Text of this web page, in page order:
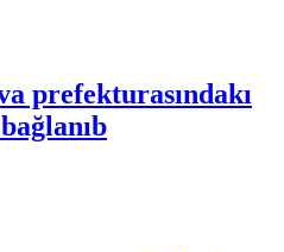
prefekturasındakı